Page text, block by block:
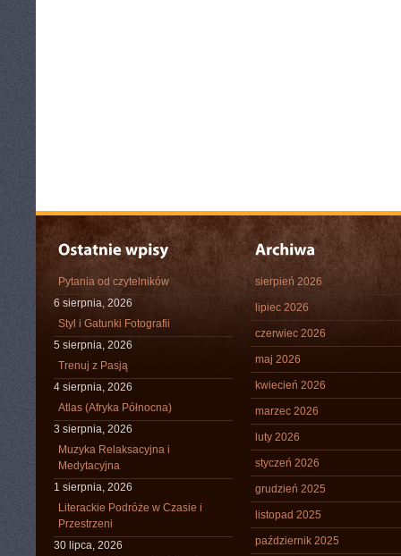
Pytania od czytelników
6 sierpnia, 2026
Styl i Gatunki Fotografii
5 sierpnia, 2026
Trenuj z Pasją
4 sierpnia, 2026
Atlas (Afryka Północna)
3 sierpnia, 2026
Muzyka Relaksacyjna i
Medytacyjna
1 sierpnia, 2026
Literackie Podróże w Czasie i
Przestrzeni
30 lipca, 2026
sierpień 2026
lipiec 2026
czerwiec 2026
maj 2026
kwiecień 2026
marzec 2026
luty 2026
styczeń 2026
grudzień 2025
listopad 2025
październik 2025